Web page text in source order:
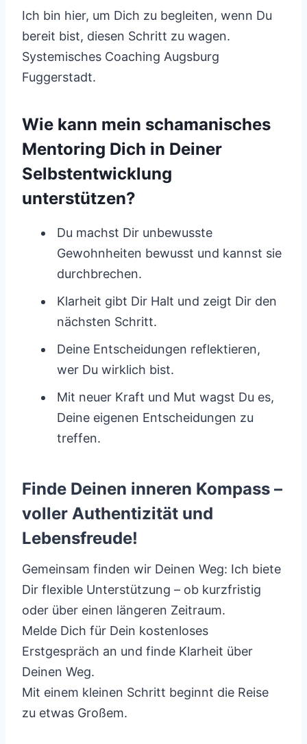
Ich bin hier, um Dich zu begleiten, wenn Du
bereit bist, diesen Schritt zu wagen.
Systemisches Coaching Augsburg
Fuggerstadt.
Wie kann mein schamanisches
Mentoring Dich in Deiner
Selbstentwicklung
unterstützen?
Du machst Dir unbewusste
Gewohnheiten bewusst und kannst sie
durchbrechen.
Klarheit gibt Dir Halt und zeigt Dir den
nächsten Schritt.
Deine Entscheidungen reflektieren,
wer Du wirklich bist.
Mit neuer Kraft und Mut wagst Du es,
Deine eigenen Entscheidungen zu
treffen.
Finde Deinen inneren Kompass –
voller Authentizität und
Lebensfreude!
Gemeinsam finden wir Deinen Weg: Ich biete
Dir flexible Unterstützung – ob kurzfristig
oder über einen längeren Zeitraum.
Melde Dich für Dein kostenloses
Erstgespräch an und finde Klarheit über
Deinen Weg.
Mit einem kleinen Schritt beginnt die Reise
zu etwas Großem.